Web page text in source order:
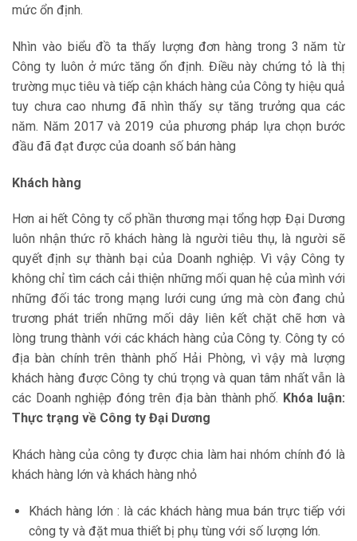
mức ổn định.
Nhìn vào biểu đồ ta thấy lượng đơn hàng trong 3 năm từ
Công ty luôn ở mức tăng ổn định. Điều này chứng tỏ là thị
trường mục tiêu và tiếp cận khách hàng của Công ty hiệu quả
tuy chưa cao nhưng đã nhìn thấy sự tăng trưởng qua các
năm. Năm 2017 và 2019 của phương pháp lựa chọn bước
đầu đã đạt được của doanh số bán hàng
Khách hàng
Hơn ai hết Công ty cổ phần thương mại tổng hợp Đại Dương
luôn nhận thức rõ khách hàng là người tiêu thụ, là người sẽ
quyết định sự thành bại của Doanh nghiệp. Vì vậy Công ty
không chỉ tìm cách cải thiện những mối quan hệ của mình với
những đối tác trong mạng lưới cung ứng mà còn đang chủ
trương phát triển những mối dây liên kết chặt chẽ hơn và
lòng trung thành với các khách hàng của Công ty. Công ty có
địa bàn chính trên thành phố Hải Phòng, vì vậy mà lượng
khách hàng được Công ty chú trọng và quan tâm nhất vẫn là
các Doanh nghiệp đóng trên địa bàn thành phố. Khóa luận:
Thực trạng về Công ty Đại Dương
Khách hàng của công ty được chia làm hai nhóm chính đó là
khách hàng lớn và khách hàng nhỏ
Khách hàng lớn : là các khách hàng mua bán trực tiếp với
công ty và đặt mua thiết bị phụ tùng với số lượng lớn.